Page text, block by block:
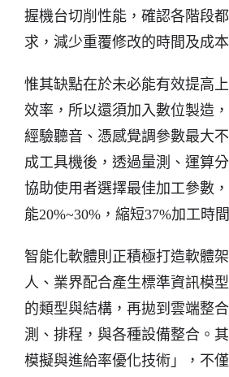
握機台切削性能，確認各階段
求，減少重覆修改的時間及成本
惟其缺點在於未必能有效提高
效率，所以還須加入數位製造
經驗聽音、憑感覺調參數最大
成工具機後，透過量測、運算
協助使用者選擇最佳加工參數
能20%~30%，縮短37%加工時間
智能化軟體則正積極打造軟體
人、業界配合產生標準資訊模
的類型與結構，再拋到雲端整
測、排程，與各種設備整合。
模擬與進給率優化技術」，不